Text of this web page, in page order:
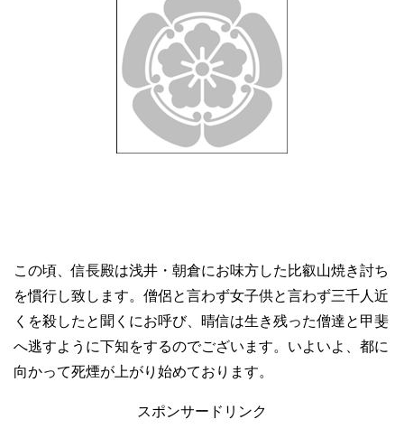
この頃、信長殿は浅井・朝倉にお味方した比叡山焼き討ち
を慣行し致します。僧侶と言わず女子供と言わず三千人近
くを殺したと聞くにお呼び、晴信は生き残った僧達と甲斐
へ逃すように下知をするのでございます。いよいよ、都に
向かって死煙が上がり始めております。
スポンサードリンク